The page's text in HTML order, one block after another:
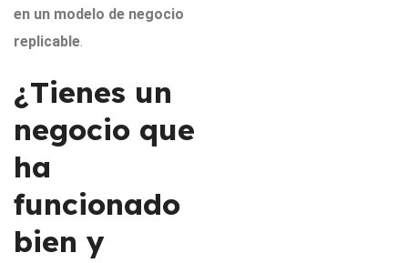
en un modelo de negocio
replicable.
¿Tienes un
negocio que
ha
funcionado
bien y